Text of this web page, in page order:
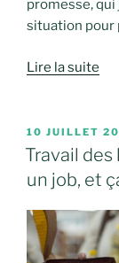
promesse,
situation pour
Lire la suite
PUBLIÉ
LE
10 JUILLET
Travail des
un job, et